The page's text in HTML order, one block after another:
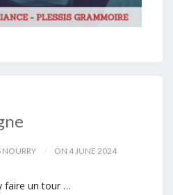
NOURRY ON 4 JUNE 2024
faire un tour …